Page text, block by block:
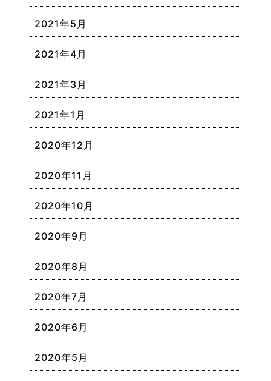
2021年5月
2021年4月
2021年3月
2021年1月
2020年12月
2020年11月
2020年10月
2020年9月
2020年8月
2020年7月
2020年6月
2020年5月